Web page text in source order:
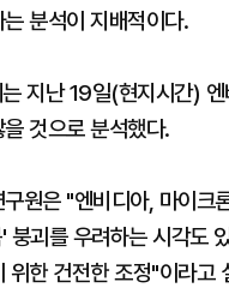
분석이 지배적이다.
지난 19일(현지시간)
것으로 분석했다.
구원은 "엔비디아, 마이
붕괴를 우려하는 시각도
위한 건전한 조정"이라고